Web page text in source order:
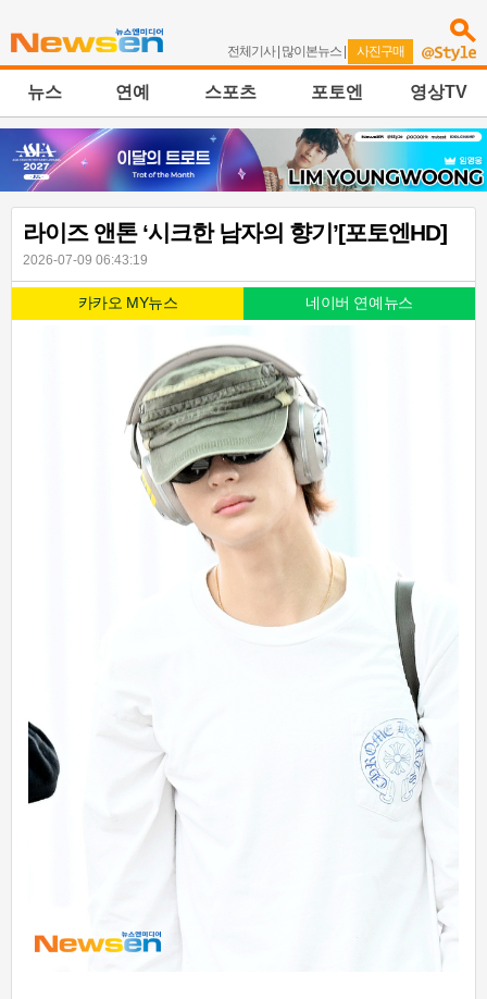
전체기사| 많이본뉴스 | 사진구매
뉴스 연예 스포츠 포토엔 영상TV
라이즈 앤톤 ‘시크한 남자의 향기’[포토엔HD]
2026-07-09 06:43:19
카카오 MY뉴스 네이버 연예뉴스